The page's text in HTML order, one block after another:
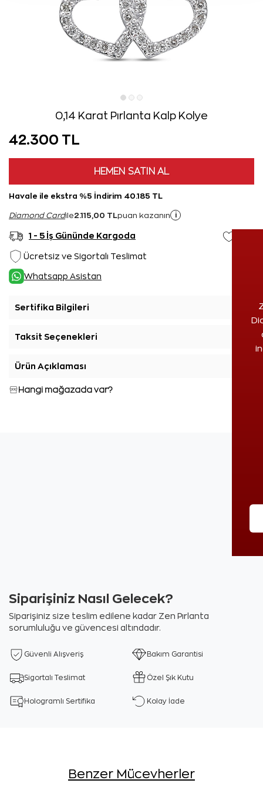
0,14 Karat Pırlanta Kalp Kolye
42.300 TL
HEMEN SATIN AL
Havale ile ekstra %5 İndirim 40.185 TL
Diamond Cardile2.115,00 TL puan kazanın i
1 - 5 İş Gününde Kargoda
Ücretsiz ve Sigortalı Teslimat
Whatsapp Asistan
Sertifika Bilgileri
Taksit Seçenekleri
Ürün Açıklaması
Hangi mağazada var?
Siparişiniz Nasıl Gelecek?
Siparişiniz size teslim edilene kadar Zen Pırlanta
sorumluluğu ve güvencesi altındadır.
Güvenli Alışveriş Bakım Garantisi
Sigortalı Teslimat Özel Şık Kutu
Hologramlı Sertifika Kolay İade
Benzer Mücevherler